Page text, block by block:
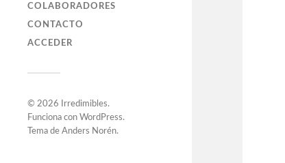
COLABORADORES
CONTACTO
ACCEDER
© 2026 Irredimibles.
Funciona con WordPress.
Tema de Anders Norén.